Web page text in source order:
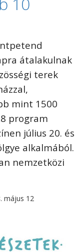
átalakulnak
terek
mint 1500
program
július 20. és
alkalmából.
nemzetközi
május 12